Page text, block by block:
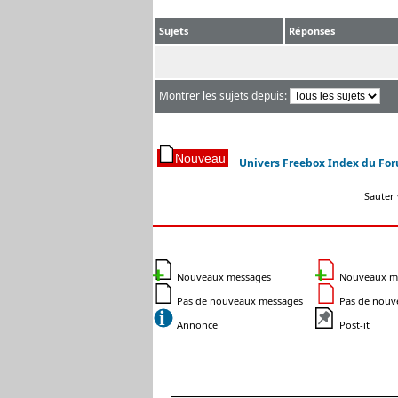
Sujets Réponses
Montrer les sujets depuis:
Univers Freebox Index du
Nouveaux messages
Pas de nouveaux messages
Annonce
Nouveaux
Pas de
Post-it